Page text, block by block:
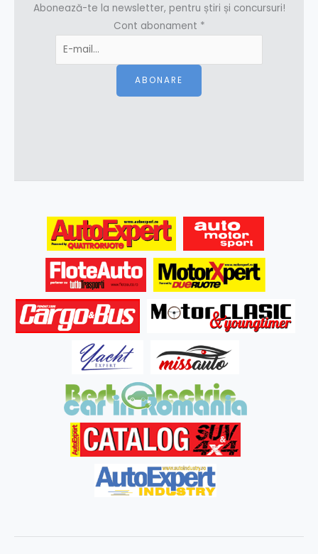
Abonează-te la newsletter, pentru știri și concursuri!
Cont abonament *
ABONARE